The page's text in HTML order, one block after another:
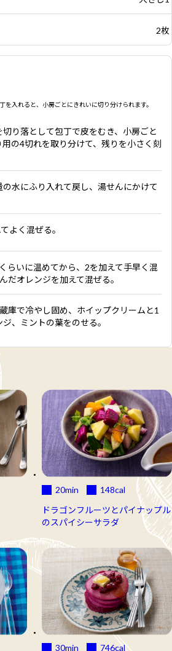
2枚
を入れると、小房ごとにきれいに切り分けられます。
り落として包丁で皮をむき、小房ごと
の4切れを取り分けて、残りを小さく刻
水にふり入れて戻し、湯せんにかけて
よく混ぜる。
らいに温めてから、2を加えて手早く混
だオレンジを加えて混ぜる。
庫で冷やし固め、ホイップクリームと1
、ミントの葉をのせる。
20min 148cal
ドラゴンフルーツとパイナップル
のスパイシーサラダ
30min 746cal